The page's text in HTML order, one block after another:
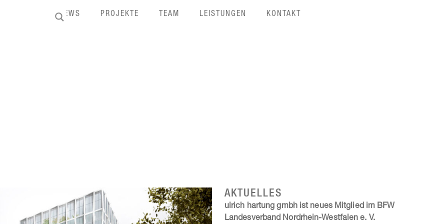
NEWS PROJEKTE TEAM LEISTUNGEN KONTAKT
AKTUELLES
ulrich hartung gmbh ist neues Mitglied im BFW
Landesverband Nordrhein-Westfalen e. V.